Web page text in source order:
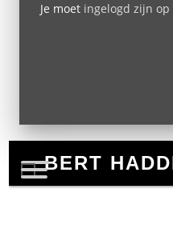
Je moet ingelogd zijn op